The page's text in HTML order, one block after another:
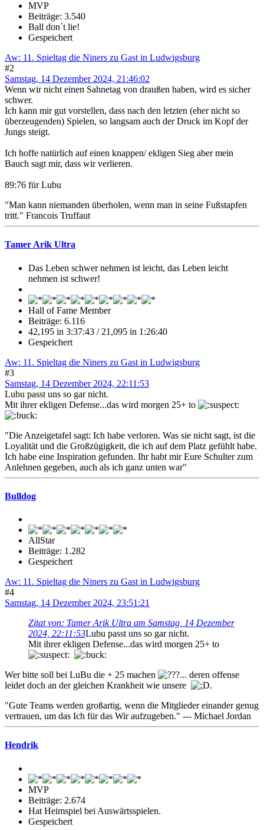
MVP
Beiträge: 3.540
Ball don´t lie!
Gespeichert
Aw: 11. Spieltag die Niners zu Gast in Ludwigsburg
#2
Samstag, 14 Dezember 2024, 21:46:02
Wenn wir nicht einen Sahnetag von draußen haben, wird es sicher
schwer.
Ich kann mir gut vorstellen, dass nach den letzten (eher nicht so
überzeugenden) Spielen, so langsam auch der Druck im Kopf der
Jungs steigt.
Ich hoffe natürlich auf einen knappen/ ekligen Sieg aber mein
Bauch sagt mir, dass wir verlieren.
89:76 für Lubu
"Man kann niemanden überholen, wenn man in seine Fußstapfen
tritt." Francois Truffaut
Tamer Arik Ultra
Das Leben schwer nehmen ist leicht, das Leben leicht
nehmen ist schwer!
Hall of Fame Member
Beiträge: 6.116
42,195 in 3:37:43 / 21,095 in 1:26:40
Gespeichert
Aw: 11. Spieltag die Niners zu Gast in Ludwigsburg
#3
Samstag, 14 Dezember 2024, 22:11:53
Lubu passt uns so gar nicht.
Mit ihrer ekligen Defense...das wird morgen 25+ to
"Die Anzeigetafel sagt: Ich habe verloren. Was sie nicht sagt, ist die
Loyalität und die Großzügigkeit, die ich auf dem Platz gefühlt habe.
Ich habe eine Inspiration gefunden. Ihr habt mir Eure Schulter zum
Anlehnen gegeben, auch als ich ganz unten war"
Bulldog
AllStar
Beiträge: 1.282
Gespeichert
Aw: 11. Spieltag die Niners zu Gast in Ludwigsburg
#4
Samstag, 14 Dezember 2024, 23:51:21
Zitat von: Tamer Arik Ultra am Samstag, 14 Dezember
2024, 22:11:53Lubu passt uns so gar nicht.
Mit ihrer ekligen Defense...das wird morgen 25+ to
Wer bitte soll bei LuBu die + 25 machen
... deren offense
leidet doch an der gleichen Krankheit wie unsere
.
"Gute Teams werden großartig, wenn die Mitglieder einander genug
vertrauen, um das Ich für das Wir aufzugeben." --- Michael Jordan
Hendrik
MVP
Beiträge: 2.674
Hat Heimspiel bei Auswärtsspielen.
Gespeichert